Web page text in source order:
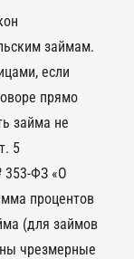
займам.
если
прямо
займа не
5
353-ФЗ «О
процентов
(для займов
чрезмерные